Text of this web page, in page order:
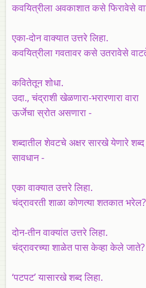
कवयित्रीला अवकाशात कसे फिरावेसे
एका-दोन वाक्यात उत्तरे लिहा.
कवयित्रीला गवतावर कसे उतरावेसे
कवितेतून शोधा.
उदा., चंद्राशी खेळणारा-भरारणारा वारा
ऊर्जेचा स्रोत असणारा -
शब्दातील शेवटचे अक्षर सारखे येणारे
सावधान -
एका वाक्यात उत्तरे लिहा.
चंद्रावरती शाळा कोणत्या शतकात भरेल?
दोन-तीन वाक्यांत उत्तरे लिहा.
चंद्रावरच्या शाळेत पास केव्हा केले जाते?
‘पटपट’ यासारखे शब्द लिहा.